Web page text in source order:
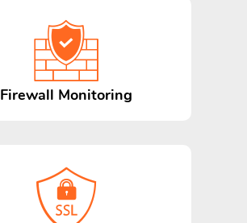
Firewall Monitoring